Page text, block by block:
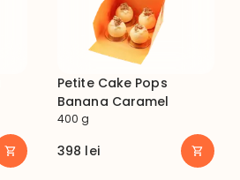
Petite Cake Pops
Banana Caramel
400 g
398 lei